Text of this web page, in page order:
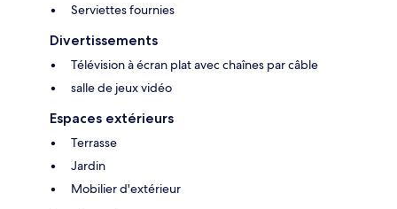
Serviettes fournies
Divertissements
Télévision à écran plat avec chaînes par câble
salle de jeux vidéo
Espaces extérieurs
Terrasse
Jardin
Mobilier d'extérieur